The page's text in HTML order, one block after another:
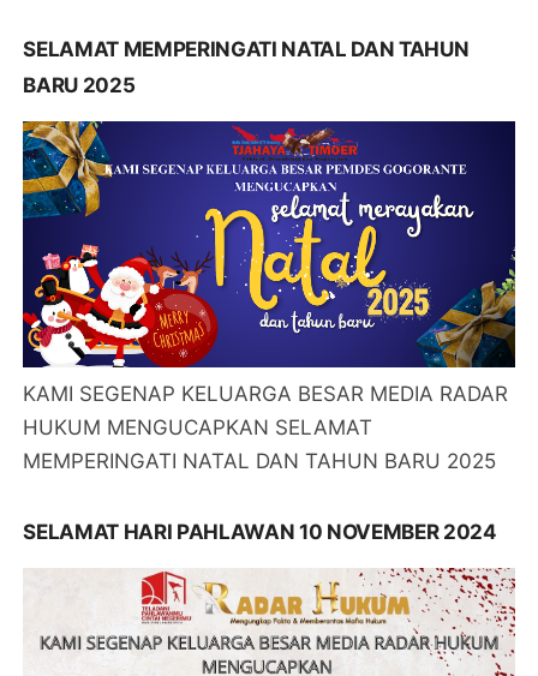
SELAMAT MEMPERINGATI NATAL DAN TAHUN
BARU 2025
KAMI SEGENAP KELUARGA BESAR MEDIA RADAR
HUKUM MENGUCAPKAN SELAMAT
MEMPERINGATI NATAL DAN TAHUN BARU 2025
SELAMAT HARI PAHLAWAN 10 NOVEMBER 2024